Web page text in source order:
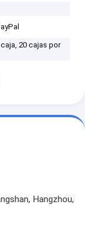
20 cajas por
Hangzhou,